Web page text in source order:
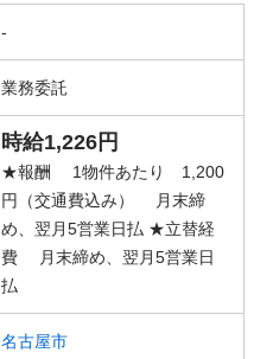
-
業務委託
時給1,226円
★報酬 1物件あたり 1,200
円（交通費込み） 月末締
め、翌月5営業日払 ★立替経
費 月末締め、翌月5営業日
払
名古屋市